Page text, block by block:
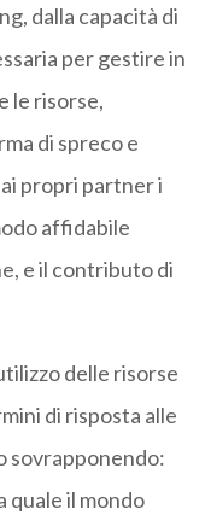
dalla capacità di
per gestire in
le risorse,
di spreco e
propri partner i
affidabile
e il contributo di
delle risorse
di risposta alle
sovrapponendo:
quale il mondo